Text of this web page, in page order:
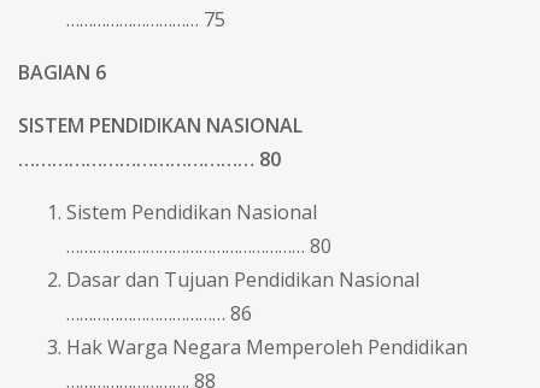
………………………… 75
BAGIAN 6
SISTEM PENDIDIKAN NASIONAL
…………………………………… 80
Sistem Pendidikan Nasional
……………………………………………… 80
Dasar dan Tujuan Pendidikan Nasional
……………………………… 86
Hak Warga Negara Memperoleh Pendidikan
………………………. 88